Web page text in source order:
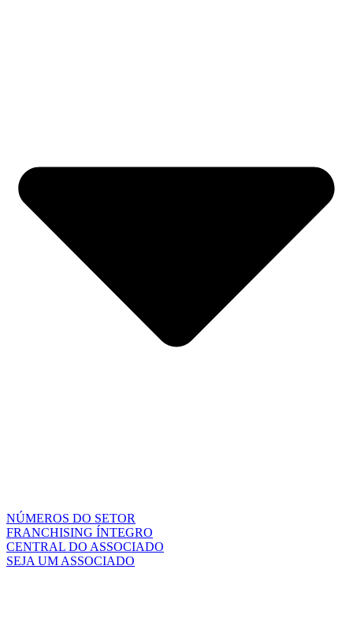
NÚMEROS DO SETOR
FRANCHISING ÍNTEGRO
CENTRAL DO ASSOCIADO
SEJA UM ASSOCIADO